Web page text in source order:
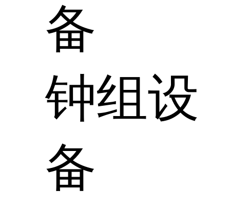
备
钟组设
备